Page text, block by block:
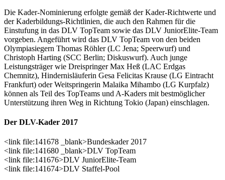
Die Kader-Nominierung erfolgte gemäß der Kader-Richtwerte und
der Kaderbildungs-Richtlinien, die auch den Rahmen für die
Einstufung in das DLV TopTeam sowie das DLV JuniorElite-Team
vorgeben. Angeführt wird das DLV TopTeam von den beiden
Olympiasiegern Thomas Röhler (LC Jena; Speerwurf) und
Christoph Harting (SCC Berlin; Diskuswurf). Auch junge
Leistungsträger wie Dreispringer Max Heß (LAC Erdgas
Chemnitz), Hindernisläuferin Gesa Felicitas Krause (LG Eintracht
Frankfurt) oder Weitspringerin Malaika Mihambo (LG Kurpfalz)
können als Teil des TopTeams und A-Kaders mit bestmöglicher
Unterstützung ihren Weg in Richtung Tokio (Japan) einschlagen.
Der DLV-Kader 2017
<link file:141678 _blank>Bundeskader 2017
<link file:141680 _blank>DLV TopTeam
<link file:141676>DLV JuniorElite-Team
<link file:141674>DLV Staffel-Pool